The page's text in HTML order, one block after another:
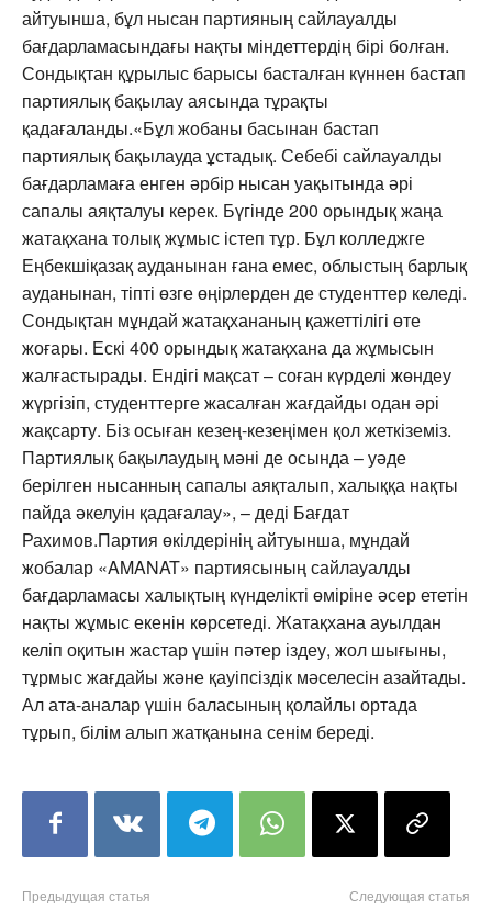
айтуынша, бұл нысан партияның сайлауалды
бағдарламасындағы нақты міндеттердің бірі болған.
Сондықтан құрылыс барысы басталған күннен бастап
партиялық бақылау аясында тұрақты
қадағаланды.«Бұл жобаны басынан бастап
партиялық бақылауда ұстадық. Себебі сайлауалды
бағдарламаға енген әрбір нысан уақытында әрі
сапалы аяқталуы керек. Бүгінде 200 орындық жаңа
жатақхана толық жұмыс істеп тұр. Бұл колледжге
Еңбекшіқазақ ауданынан ғана емес, облыстың барлық
ауданынан, тіпті өзге өңірлерден де студенттер келеді.
Сондықтан мұндай жатақхананың қажеттілігі өте
жоғары. Ескі 400 орындық жатақхана да жұмысын
жалғастырады. Ендігі мақсат – соған күрделі жөндеу
жүргізіп, студенттерге жасалған жағдайды одан әрі
жақсарту. Біз осыған кезең-кезеңімен қол жеткіземіз.
Партиялық бақылаудың мәні де осында – уәде
берілген нысанның сапалы аяқталып, халыққа нақты
пайда әкелуін қадағалау», – деді Бағдат
Рахимов.Партия өкілдерінің айтуынша, мұндай
жобалар «AMANAT» партиясының сайлауалды
бағдарламасы халықтың күнделікті өміріне әсер ететін
нақты жұмыс екенін көрсетеді. Жатақхана ауылдан
келіп оқитын жастар үшін пәтер іздеу, жол шығыны,
тұрмыс жағдайы және қауіпсіздік мәселесін азайтады.
Ал ата-аналар үшін баласының қолайлы ортада
тұрып, білім алып жатқанына сенім береді.
Предыдущая статья Следующая статья